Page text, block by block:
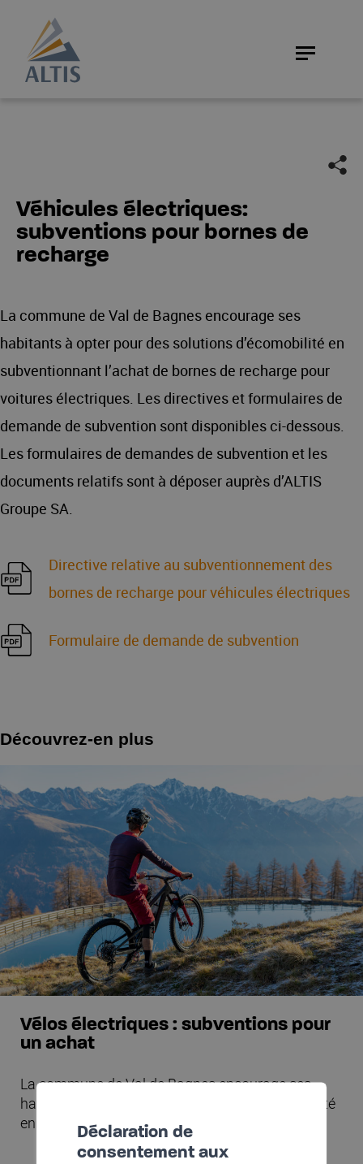
Véhicules électriques:
subventions pour bornes de
recharge
La commune de Val de Bagnes encourage ses
habitants à opter pour des solutions d’écomobilité en
subventionnant l’achat de bornes de recharge pour
voitures électriques. Les directives et formulaires de
demande de subvention sont disponibles ci-dessous.
Les formulaires de demandes de subvention et les
documents relatifs sont à déposer auprès d’ALTIS
Groupe SA.
Directive relative au subventionnement des
bornes de recharge pour véhicules électriques
Formulaire de demande de subvention
Découvrez-en plus
Vélos électriques : subventions pour
un achat
La commune de Val de Bagnes encourage ses
habitants à opter pour des solutions d'écomobilité
en subventionnant l'achat de vélos…
Déclaration de
consentement aux